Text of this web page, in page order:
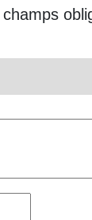
champs